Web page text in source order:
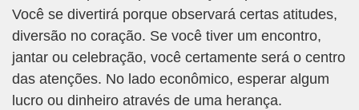
Você se divertirá porque observará certas atitudes,
diversão no coração. Se você tiver um encontro,
jantar ou celebração, você certamente será o centro
das atenções. No lado econômico, esperar algum
lucro ou dinheiro através de uma herança.